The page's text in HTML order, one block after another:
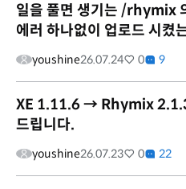
일을 풀면 생기는 /rhymix
에러 하나없이 업로드 시켰
youshine26.07.24 0 9
XE 1.11.6 → Rhymix
드립니다.
youshine26.07.23 0 22